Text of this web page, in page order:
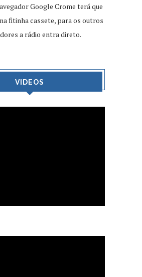
Google Crome terá que
fitinha cassete, para os outros
a rádio entra direto.
VIDEOS